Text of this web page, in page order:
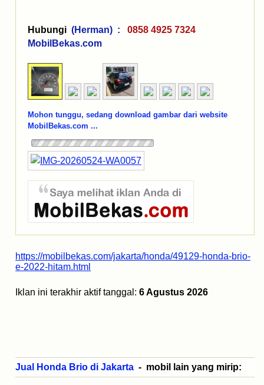
Hubungi (Herman) :
0858 4925 7324
MobilBekas.com
Mohon tunggu, sedang download gambar dari website
MobilBekas.com ...
https://mobilbekas.com/jakarta/honda/49129-honda-brio-
e-2022-hitam.html
Iklan ini terakhir aktif tanggal: 6 Agustus 2026
Jual Honda Brio di Jakarta - mobil lain yang mirip: